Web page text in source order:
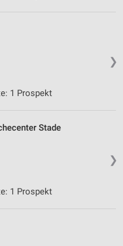
❯
1 Prospekt
❯
Stade
1 Prospekt